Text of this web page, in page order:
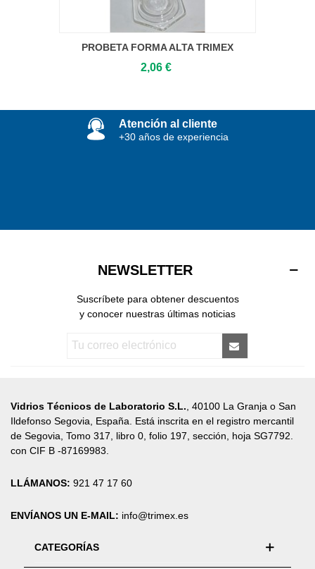
PROBETA FORMA ALTA TRIMEX
2,06 €
Atención al cliente
+30 años de experiencia
NEWSLETTER
Suscríbete para obtener descuentos
y conocer nuestras últimas noticias
Vidrios Técnicos de Laboratorio S.L. , 40100 La Granja o San
Ildefonso Segovia, España. Está inscrita en el registro mercantil
de Segovia, Tomo 317, libro 0, folio 197, sección, hoja SG7792.
con CIF B -87169983.
LLÁMANOS: 921 47 17 60
ENVÍANOS UN E-MAIL: info@trimex.es
CATEGORÍAS